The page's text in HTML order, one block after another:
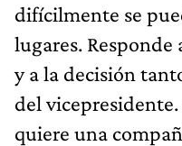
difícilmente se
lugares.
y a la decisión
del
quiere una